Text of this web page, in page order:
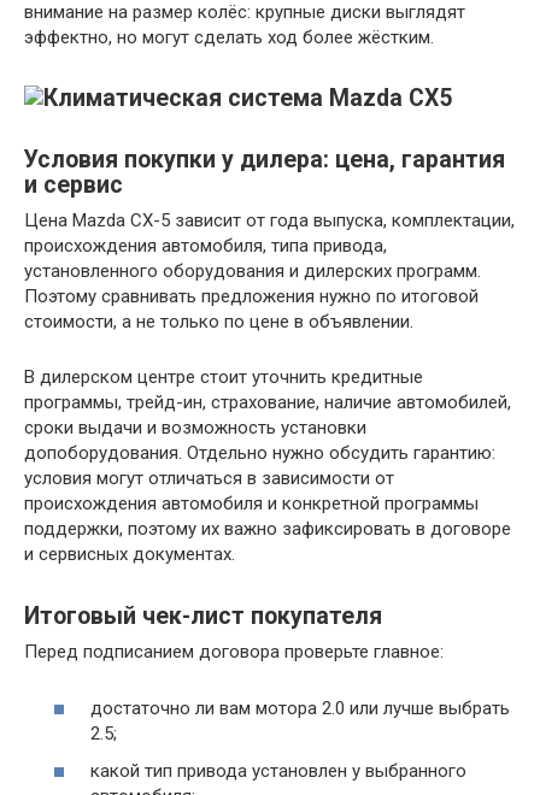
внимание на размер колёс: крупные диски выглядят
эффектно, но могут сделать ход более жёстким.
Условия покупки у дилера: цена, гарантия
и сервис
Цена Mazda CX-5 зависит от года выпуска, комплектации,
происхождения автомобиля, типа привода,
установленного оборудования и дилерских программ.
Поэтому сравнивать предложения нужно по итоговой
стоимости, а не только по цене в объявлении.
В дилерском центре стоит уточнить кредитные
программы, трейд-ин, страхование, наличие автомобилей,
сроки выдачи и возможность установки
допоборудования. Отдельно нужно обсудить гарантию:
условия могут отличаться в зависимости от
происхождения автомобиля и конкретной программы
поддержки, поэтому их важно зафиксировать в договоре
и сервисных документах.
Итоговый чек-лист покупателя
Перед подписанием договора проверьте главное:
достаточно ли вам мотора 2.0 или лучше выбрать
2.5;
какой тип привода установлен у выбранного